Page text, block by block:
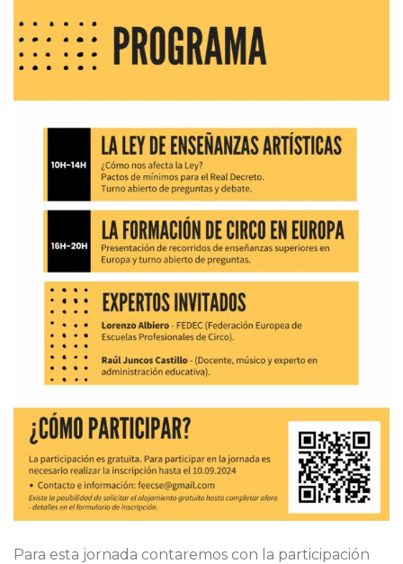
Para esta jornada contaremos con la participación